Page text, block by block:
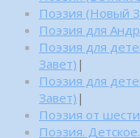
Поэзия (Новый
Поэзия для
Поэзия для
Завет) |
Поэзия для
Завет) |
Поэзия от
Поэзия. Детское.